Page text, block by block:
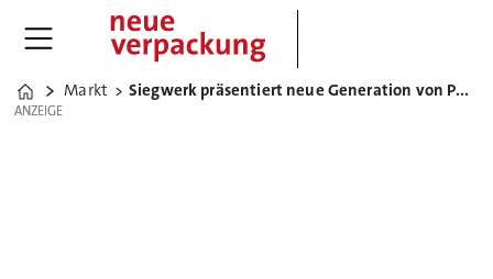
Home
Markt Siegwerk präsentiert neue Generation von PUR-Druckfarben
ANZEIGE
ANZEIGE